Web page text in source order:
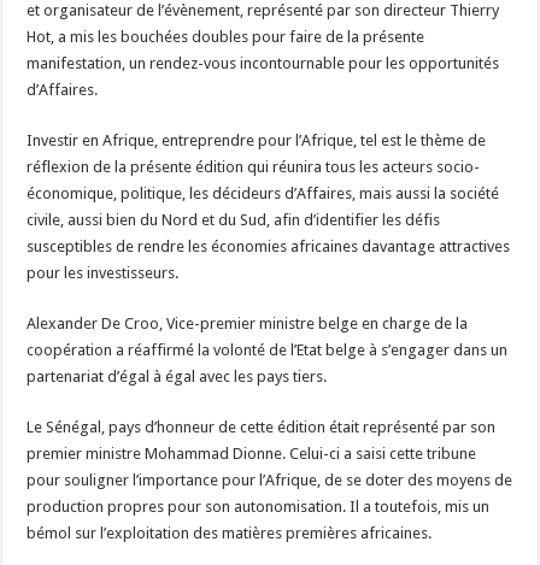
et organisateur de l’évènement, représenté par son directeur Thierry
Hot, a mis les bouchées doubles pour faire de la présente
manifestation, un rendez-vous incontournable pour les opportunités
d’Affaires.
Investir en Afrique, entreprendre pour l’Afrique, tel est le thème de
réflexion de la présente édition qui réunira tous les acteurs socio-
économique, politique, les décideurs d’Affaires, mais aussi la société
civile, aussi bien du Nord et du Sud, afin d’identifier les défis
susceptibles de rendre les économies africaines davantage attractives
pour les investisseurs.
Alexander De Croo, Vice-premier ministre belge en charge de la
coopération a réaffirmé la volonté de l’Etat belge à s’engager dans un
partenariat d’égal à égal avec les pays tiers.
Le Sénégal, pays d’honneur de cette édition était représenté par son
premier ministre Mohammad Dionne. Celui-ci a saisi cette tribune
pour souligner l’importance pour l’Afrique, de se doter des moyens de
production propres pour son autonomisation. Il a toutefois, mis un
bémol sur l’exploitation des matières premières africaines.